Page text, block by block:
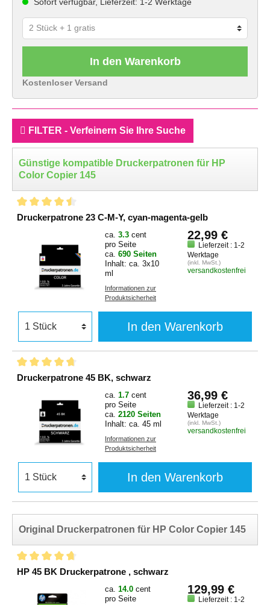
In den Warenkorb
Kostenloser Versand
FILTER - Verfeinern Sie Ihre Suche
Günstige kompatible Druckerpatronen für HP
Color Copier 145
Druckerpatrone 23 C-M-Y, cyan-magenta-gelb
ca. 3.3 cent
pro Seite
ca. 690 Seiten
Inhalt: ca. 3x10
ml
Informationen zur
Produktsicherheit
22,99 €
Lieferzeit : 1-2
Werktage
(inkl. MwSt.)
versandkostenfrei
In den Warenkorb
Druckerpatrone 45 BK, schwarz
ca. 1.7 cent
pro Seite
ca. 2120 Seiten
Inhalt: ca. 45 ml
Informationen zur
Produktsicherheit
36,99 €
Lieferzeit : 1-2
Werktage
(inkl. MwSt.)
versandkostenfrei
In den Warenkorb
Original Druckerpatronen für HP Color Copier 145
HP 45 BK Druckerpatrone , schwarz
ca. 14.0 cent
pro Seite
129,99 €
Lieferzeit : 1-2